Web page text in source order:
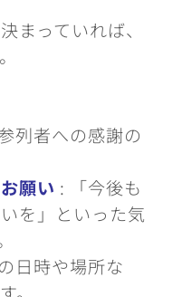
まっていれば、
列者への感謝の
願い : 「今後も
を」といった気
日時や場所な